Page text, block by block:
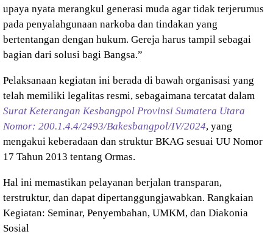
upaya nyata merangkul generasi muda agar tidak terjerumus
pada penyalahgunaan narkoba dan tindakan yang
bertentangan dengan hukum. Gereja harus tampil sebagai
bagian dari solusi bagi Bangsa.”
Pelaksanaan kegiatan ini berada di bawah organisasi yang
telah memiliki legalitas resmi, sebagaimana tercatat dalam
Surat Keterangan Kesbangpol Provinsi Sumatera Utara
Nomor: 200.1.4.4/2493/Bakesbangpol/IV/2024, yang
mengakui keberadaan dan struktur BKAG sesuai UU Nomor
17 Tahun 2013 tentang Ormas.
Hal ini memastikan pelayanan berjalan transparan,
terstruktur, dan dapat dipertanggungjawabkan. Rangkaian
Kegiatan: Seminar, Penyembahan, UMKM, dan Diakonia
Sosial